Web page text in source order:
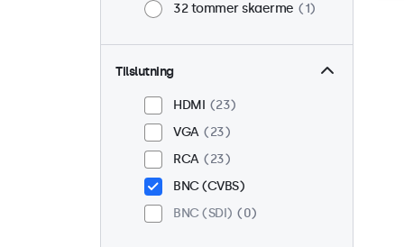
32 tommer skaerme
1
Tilslutning
HDMI
23
VGA
23
RCA
23
BNC (CVBS)
BNC (SDI)
0